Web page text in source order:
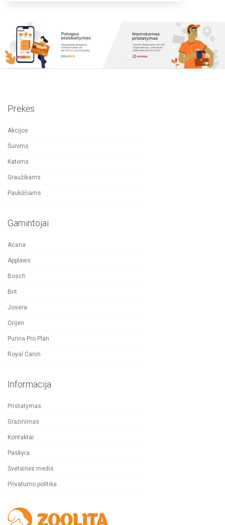
Prekės
Akcijos
Šunims
Katėms
Graužikams
Paukščiams
Gamintojai
Acana
Applaws
Bosch
Brit
Josera
Orijen
Purina Pro Plan
Royal Canin
Informacija
Pristatymas
Gražinimas
Kontaktai
Paskyra
Svetainės medis
Privatumo politika